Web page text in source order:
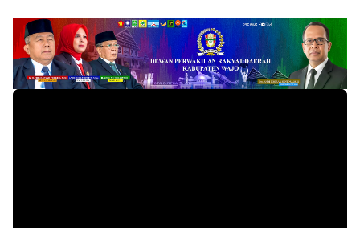
Templates